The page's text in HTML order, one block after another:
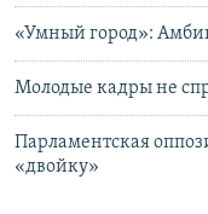
«Умный город»:
Молодые кадры не
Парламентская
«двойку»